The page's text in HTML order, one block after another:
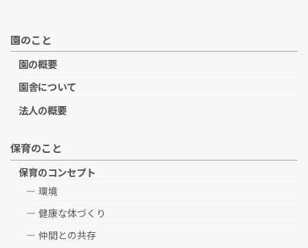
園のこと
園の概要
園舎について
法人の概要
保育のこと
保育のコンセプト
環境
健康な体づくり
仲間との共存